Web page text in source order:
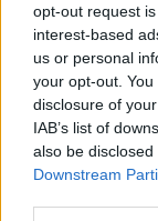
opt-out request
interest-based
us or personal
your opt-out.
disclosure of
IAB’s list of
also be
Downstream
Érdekelnek a
foglalkoztatnak
KAPCSOLÓDÓ